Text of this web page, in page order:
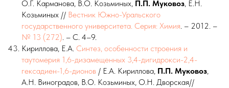
О.Г. Карманова, В.О. Козьминых, П.П. Муковоз, Е.Н.
Козьминых // Вестник Южно-Уральского
государственного университета. Серия: Химия. – 2012. –
№ 13 (272). – С. 4–9.
Кириллова, Е.А. Синтез, особенности строения и
таутомерия 1,6-дизамещенных 3,4-дигидрокси-2,4-
гексадиен-1,6-дионов / Е.А. Кириллова, П.П. Муковоз,
А.Н. Виноградов, В.О. Козьминых, О.Н. Дворская//